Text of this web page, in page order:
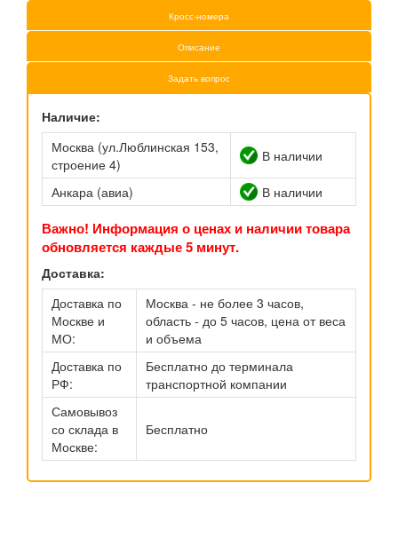
Кросс-номера
Описание
Задать вопрос
Наличие:
Москва (ул.Люблинская 153,
строение 4)
В наличии
Анкара (авиа) В наличии
Важно! Информация о ценах и наличии товара
обновляется каждые 5 минут.
Доставка:
Доставка по
Москве и
МО:
Москва - не более 3 часов,
область - до 5 часов, цена от веса
и объема
Доставка по
РФ:
Бесплатно до терминала
транспортной компании
Самовывоз
со склада в
Москве:
Бесплатно